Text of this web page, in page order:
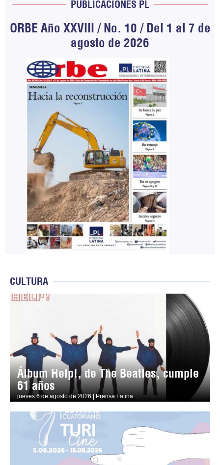
PUBLICACIONES PL
ORBE Año XXVIII / No. 10 / Del 1 al 7 de
agosto de 2026
CULTURA
Álbum Help!, de The Beatles, cumple
61 años
jueves 6 de agosto de 2026 | Prensa Latina